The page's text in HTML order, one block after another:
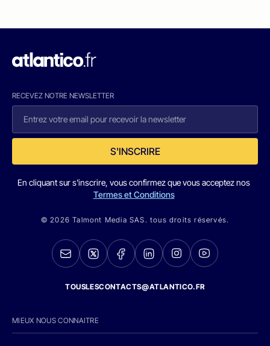
RECEVEZ NOTRE NEWSLETTER
S'INSCRIRE
En cliquant sur s'inscrire, vous confirmez que vous acceptez nos
Termes et Conditions
© 2026 Talmont Media SAS. tous droits réservés.
TOUSLESCONTACTS@ATLANTICO.FR
MIEUX NOUS CONNAITRE